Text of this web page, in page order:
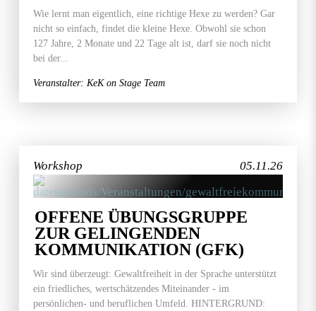
Wie lernt man eigentlich, eine richtige Hexe zu werden? Gar
nicht so einfach, findet die kleine Hexe. Obwohl sie schon
127 Jahre, 2 Monate und 22 Tage alt ist, darf sie noch nicht
bei der...
Veranstalter: KeK on Stage Team
05.11.26
Workshop
OFFENE ÜBUNGSGRUPPE
ZUR GELINGENDEN
KOMMUNIKATION (GFK)
Wir sind überzeugt: Gewaltfreiheit in der Sprache unterstützt
ein friedliches, wertschätzendes Miteinander - im
persönlichen- und beruflichen Umfeld. HINTERGRUND: